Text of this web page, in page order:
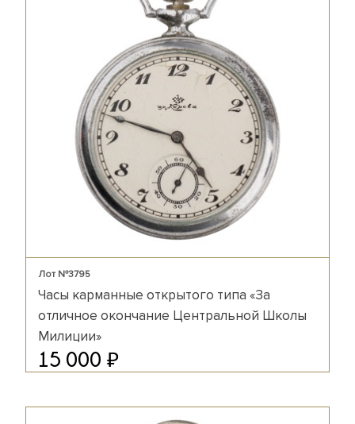
Лот №3795
Часы карманные открытого типа «За
отличное окончание Центральной Школы
Милиции»
15 000 ₽